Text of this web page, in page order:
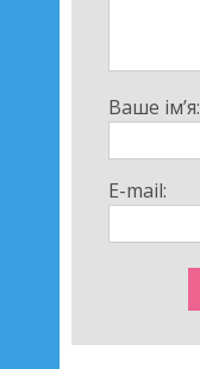
Ваше ім’я:
E-mail: